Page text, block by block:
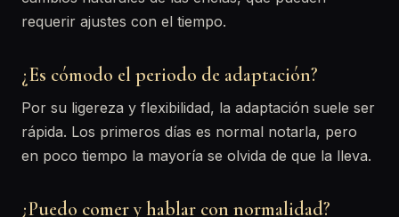
requerir ajustes con el tiempo.
¿Es cómodo el periodo de adaptación?
Por su ligereza y flexibilidad, la adaptación suele ser
rápida. Los primeros días es normal notarla, pero
en poco tiempo la mayoría se olvida de que la lleva.
¿Puedo comer y hablar con normalidad?